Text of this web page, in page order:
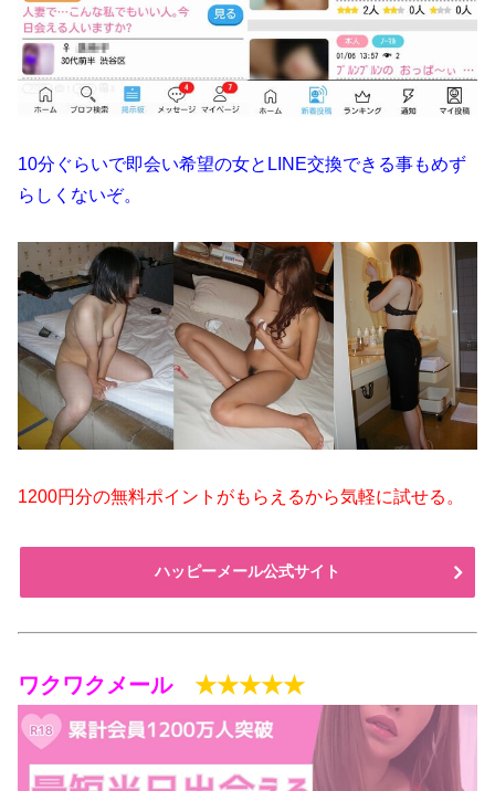
10分ぐらいで即会い希望の女とLINE交換できる事もめず
らしくないぞ。
1200円分の無料ポイントがもらえるから気軽に試せる。
ハッピーメール公式サイト
ワクワクメール ★★★★★